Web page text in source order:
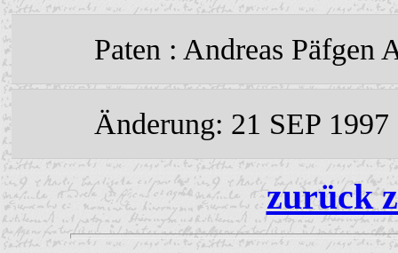
Paten : Andreas Päfgen
Änderung: 21 SEP 1997
zurück